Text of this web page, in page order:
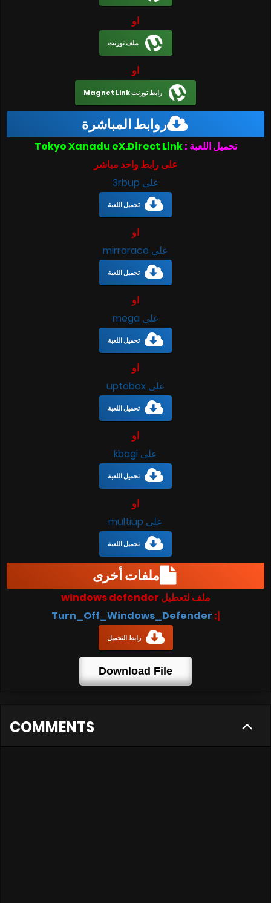
او
ملف تورنت
او
رابط تورنت Magnet Link
روابط المباشرة
تحميل اللعبة :Tokyo Xanadu eX.Direct Link
على رابط واحد مباشر
على 3rbup
تحميل اللعبة
او
على mirrorace
تحميل اللعبة
او
على mega
تحميل اللعبة
او
على uptobox
تحميل اللعبة
او
على kbagi
تحميل اللعبة
او
على multiup
تحميل اللعبة
ملفات أخرى
ملف لتعطيل windows defender
إ: Turn_Off_Windows_Defender
رابط التحميل
Download File
COMMENTS